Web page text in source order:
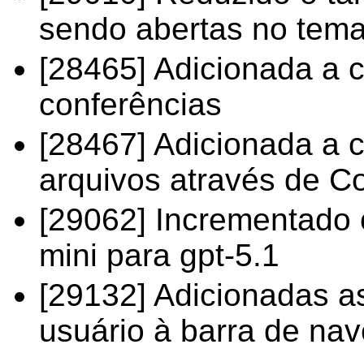
sendo abertas no
[28465] Adicionada a
conferências
[28467] Adicionada a
arquivos através de
[29062]
mini para gpt-5.1
[29132] Adicionadas
usuário à barra de